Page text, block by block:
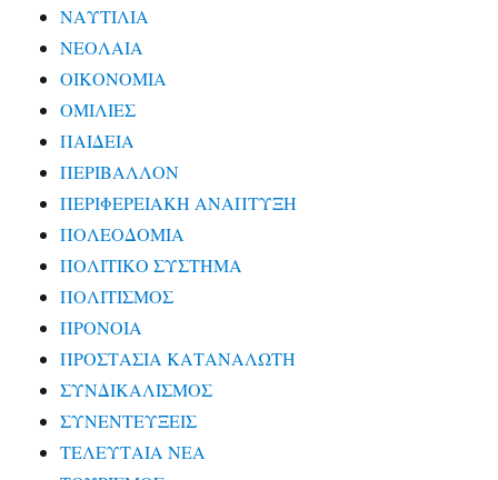
ΝΑΥΤΙΛΙΑ
ΝΕΟΛΑΙΑ
ΟΙΚΟΝΟΜΙΑ
ΟΜΙΛΙΕΣ
ΠΑΙΔΕΙΑ
ΠΕΡΙΒΑΛΛΟΝ
ΠΕΡΙΦΕΡΕΙΑΚΗ ΑΝΑΠΤΥΞΗ
ΠΟΛΕΟΔΟΜΙΑ
ΠΟΛΙΤΙΚΟ ΣΥΣΤΗΜΑ
ΠΟΛΙΤΙΣΜΟΣ
ΠΡΟΝΟΙΑ
ΠΡΟΣΤΑΣΙΑ ΚΑΤΑΝΑΛΩΤΗ
ΣΥΝΔΙΚΑΛΙΣΜΟΣ
ΣΥΝΕΝΤΕΥΞΕΙΣ
ΤΕΛΕΥΤΑΙΑ ΝΕΑ